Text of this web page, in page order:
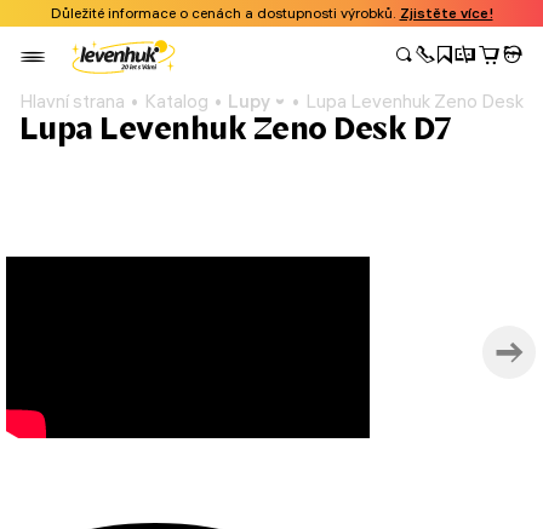
Důležité informace o cenách a dostupnosti výrobků. Zjistěte více!
Hlavní strana Katalog Lupy Lupa Levenhuk Zeno Desk
Lupa Levenhuk Zeno Desk D7